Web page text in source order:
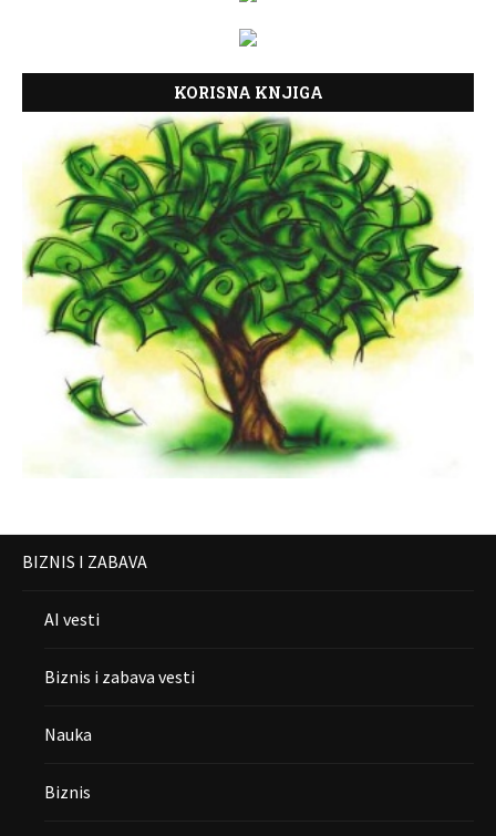
KORISNA KNJIGA
BIZNIS I ZABAVA
AI vesti
Biznis i zabava vesti
Nauka
Biznis